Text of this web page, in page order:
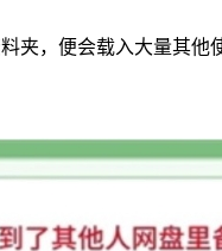
夹，便会载入大量其